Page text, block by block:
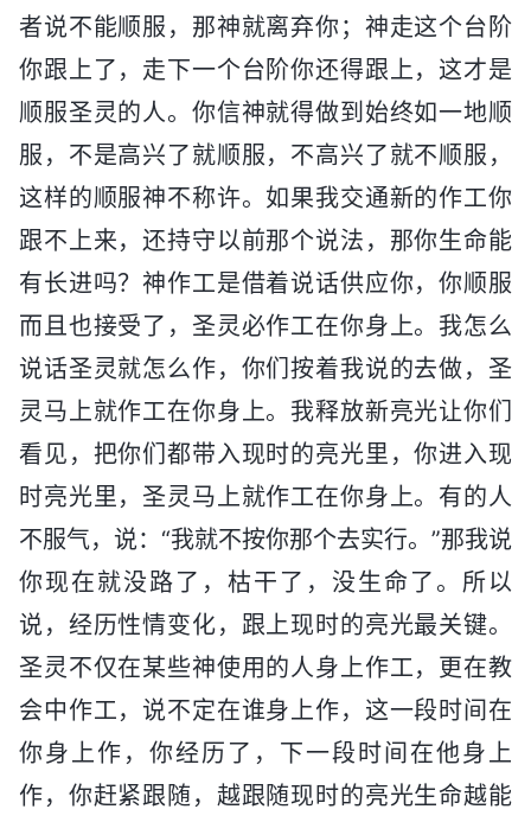
者说不能顺服，那神就离弃你；神走这个台阶
你跟上了，走下一个台阶你还得跟上，这才是
顺服圣灵的人。你信神就得做到始终如一地顺
服，不是高兴了就顺服，不高兴了就不顺服，
这样的顺服神不称许。如果我交通新的作工你
跟不上来，还持守以前那个说法，那你生命能
有长进吗？神作工是借着说话供应你，你顺服
而且也接受了，圣灵必作工在你身上。我怎么
说话圣灵就怎么作，你们按着我说的去做，圣
灵马上就作工在你身上。我释放新亮光让你们
看见，把你们都带入现时的亮光里，你进入现
时亮光里，圣灵马上就作工在你身上。有的人
不服气，说：“我就不按你那个去实行。”那我说
你现在就没路了，枯干了，没生命了。所以
说，经历性情变化，跟上现时的亮光最关键。
圣灵不仅在某些神使用的人身上作工，更在教
会中作工，说不定在谁身上作，这一段时间在
你身上作，你经历了，下一段时间在他身上
作，你赶紧跟随，越跟随现时的亮光生命越能